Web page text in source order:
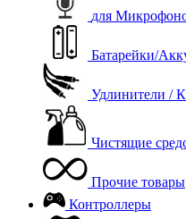
для
Батарейки/
Удлинители /
Чистящие
Прочие товары
Контроллеры